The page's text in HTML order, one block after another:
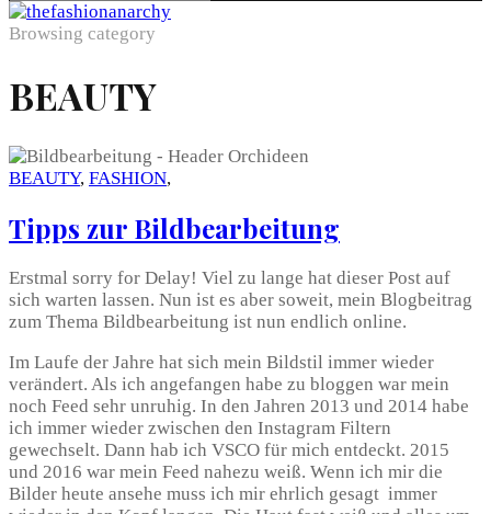
Browsing category
BEAUTY
BEAUTY, FASHION,
Tipps zur Bildbearbeitung
Erstmal sorry for Delay! Viel zu lange hat dieser Post auf
sich warten lassen. Nun ist es aber soweit, mein Blogbeitrag
zum Thema Bildbearbeitung ist nun endlich online.
Im Laufe der Jahre hat sich mein Bildstil immer wieder
verändert. Als ich angefangen habe zu bloggen war mein
noch Feed sehr unruhig. In den Jahren 2013 und 2014 habe
ich immer wieder zwischen den Instagram Filtern
gewechselt. Dann hab ich VSCO für mich entdeckt. 2015
und 2016 war mein Feed nahezu weiß. Wenn ich mir die
Bilder heute ansehe muss ich mir ehrlich gesagt immer